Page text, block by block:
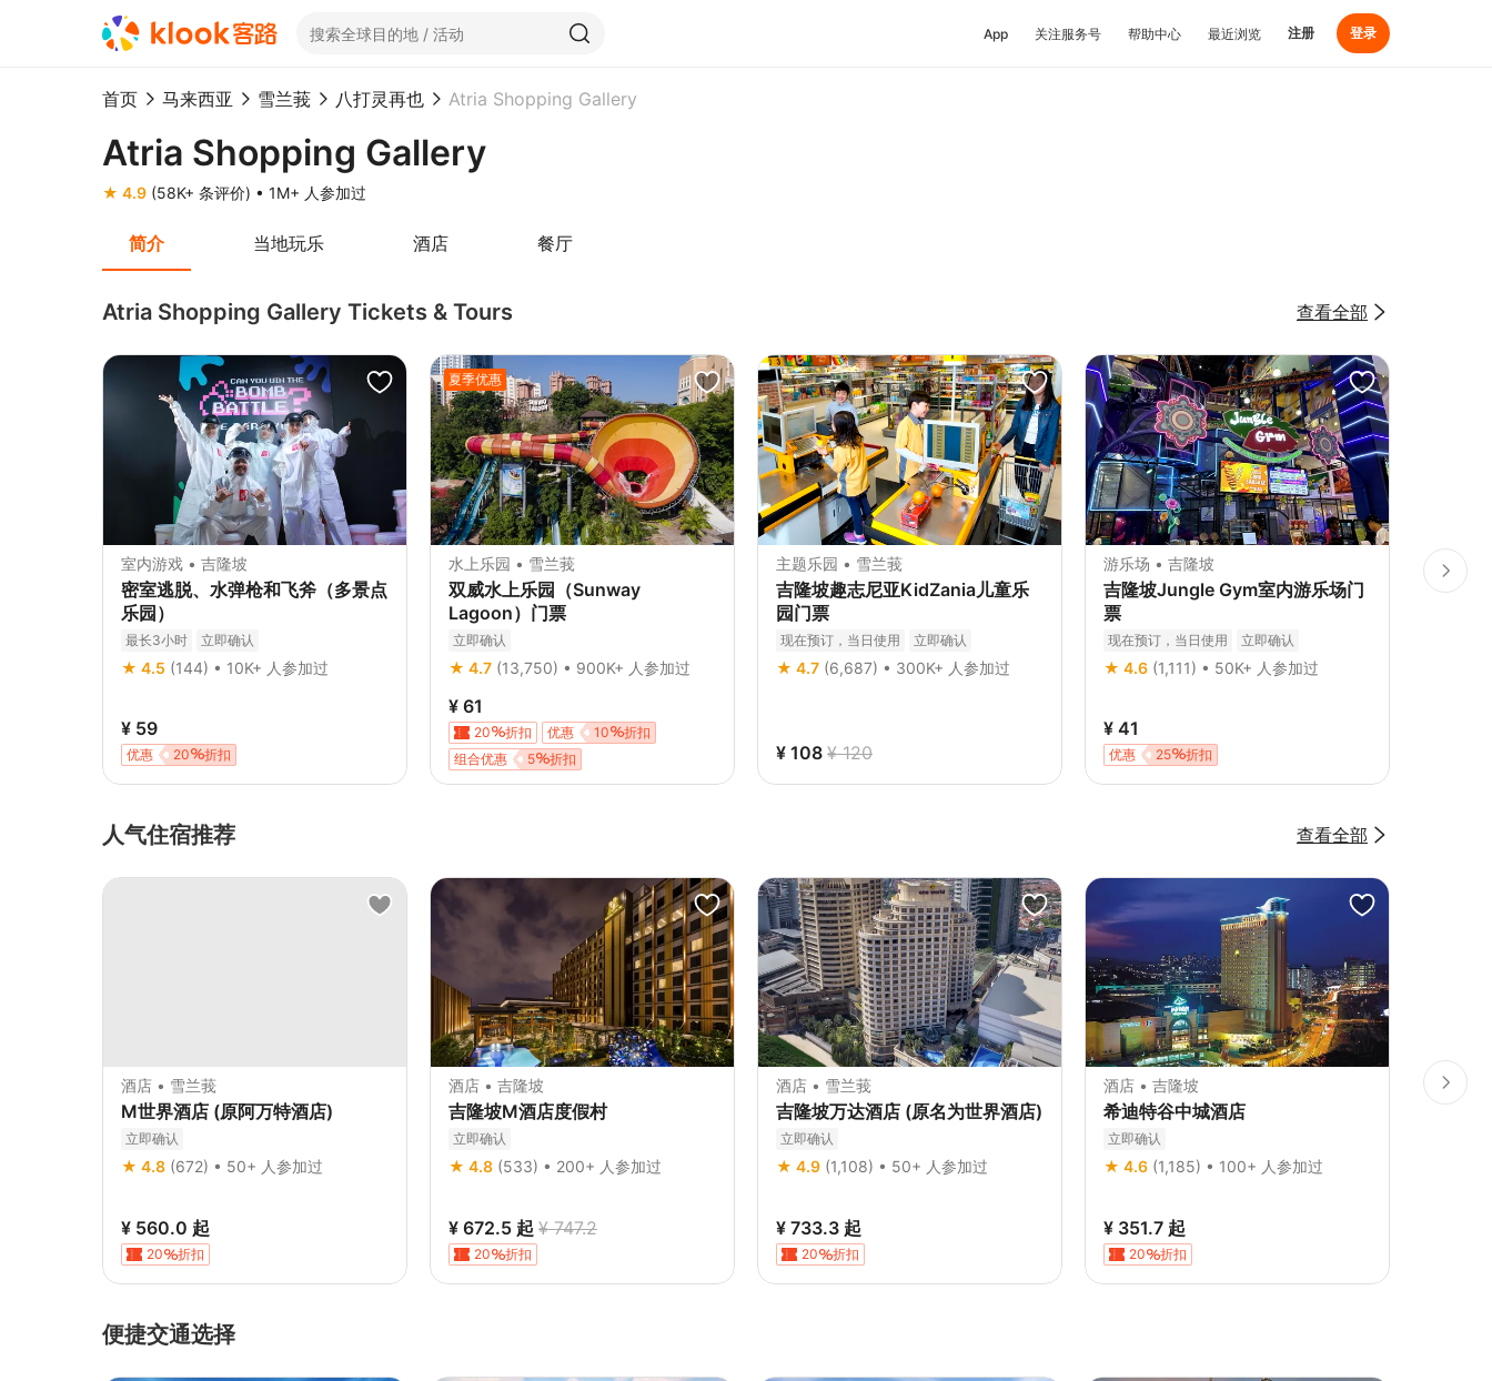
App 关注服务号 帮助中心 最近浏览 注册 登录
首页 马来西亚 雪兰莪 八打灵再也 Atria Shopping Gallery
Atria Shopping Gallery
★ 4.9 (58K+ 条评价) • 1M+ 人参加过
简介 当地玩乐 酒店 餐厅
Atria Shopping Gallery Tickets & Tours 查看全部
室内游戏 • 吉隆坡
密室逃脱、水弹枪和飞斧（多景点
乐园）
最长3小时 立即确认
★ 4.5 (144) • 10K+ 人参加过
¥ 59
20 折扣
优惠
夏季优惠
水上乐园 • 雪兰莪
双威水上乐园（Sunway
Lagoon）门票
立即确认
★ 4.7 (13,750) • 900K+ 人参加过
¥ 61
20 折扣 10 折扣
优惠
5
折扣
组合优惠
主题乐园 • 雪兰莪
吉隆坡趣志尼亚KidZania儿童乐
园门票
现在预订，当日使用 立即确认
★ 4.7 (6,687) • 300K+ 人参加过
¥ 108 ¥ 120
游乐场 • 吉隆坡
吉隆坡Jungle Gym室内游乐场门
票
现在预订，当日使用 立即确认
★ 4.6 (1,111) • 50K+ 人参加过
¥ 41
25 折扣
优惠
按摩 •
巴生
人气住宿推荐 查看全部
酒店 • 雪兰莪
M世界酒店 (原阿万特酒店)
立即确认
★ 4.8 (672) • 50+ 人参加过
¥ 560.0 起
20 折扣
酒店 • 吉隆坡
吉隆坡M酒店度假村
立即确认
★ 4.8 (533) • 200+ 人参加过
¥ 672.5 起 ¥ 747.2
20 折扣
酒店 • 雪兰莪
吉隆坡万达酒店 (原名为世界酒店)
立即确认
★ 4.9 (1,108) • 50+ 人参加过
¥ 733.3 起
20 折扣
酒店 • 吉隆坡
希迪特谷中城酒店
立即确认
★ 4.6 (1,185) • 100+ 人参加过
¥ 351.7 起
20 折扣
酒店 •
双威
便捷交通选择